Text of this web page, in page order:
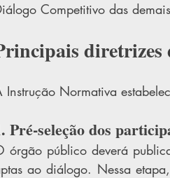
Competitivo das
diretrizes
Instrução Normativa
Pré-seleção dos
órgão público deverá
ao diálogo. Nessa